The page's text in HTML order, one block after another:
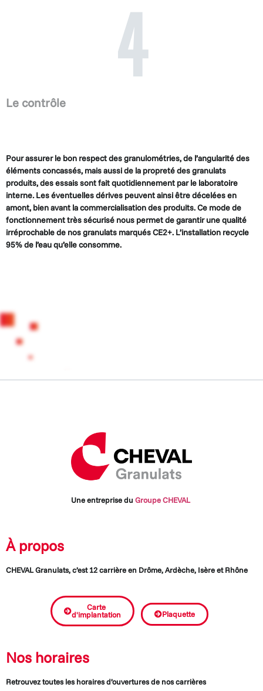
4
Le contrôle
Pour assurer le bon respect des granulométries, de l’angulari­té des
éléments concassés, mais aussi de la propreté des gra­nulats
produits, des essais sont fait quotidiennement par le laboratoire
interne.Les éventuelles dérives peuvent ainsi être décelées en
amont, bien avant la commercialisation des produits. Ce mode de
fonctionnement très sécurisé nous permet de garantir une qualité
irréprochable de nos granulats mar­qués CE2+. L’installation recycle
95% de l’eau qu’elle consomme.
Une entreprise du Groupe CHEVAL
À propos
CHEVAL Granulats, c’est 12 carrière en Drôme, Ardèche, Isère et Rhône
Carte
d'implantation
Plaquette
Nos horaires
Retrouvez toutes les horaires d’ouvertures de nos carrières